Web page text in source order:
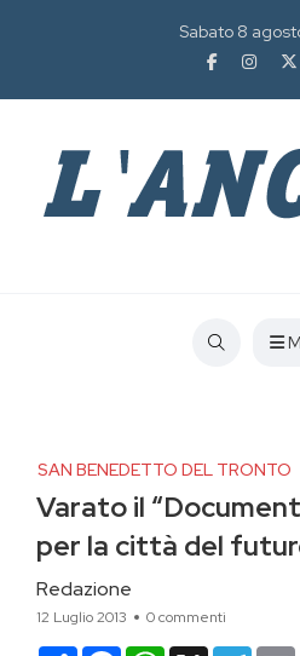
Sabato 8
SAN BENEDETTO DEL TRONTO
Varato il
per la città del
Redazione
12 Luglio 2013 0 commenti